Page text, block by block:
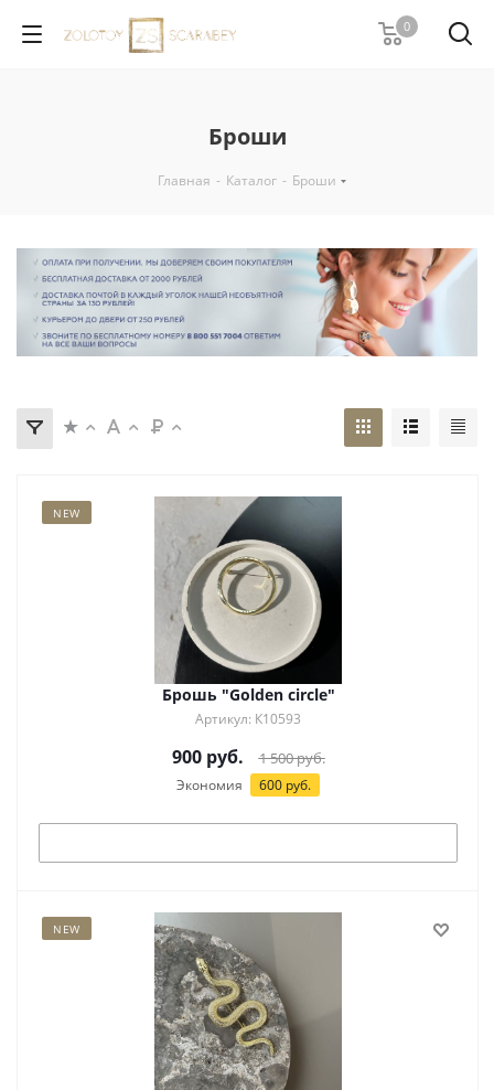
0
Броши
Главная - Каталог - Броши
NEW
Брошь "Golden circle"
Артикул: К10593
900руб. 1 500руб.
Экономия 600 руб.
NEW